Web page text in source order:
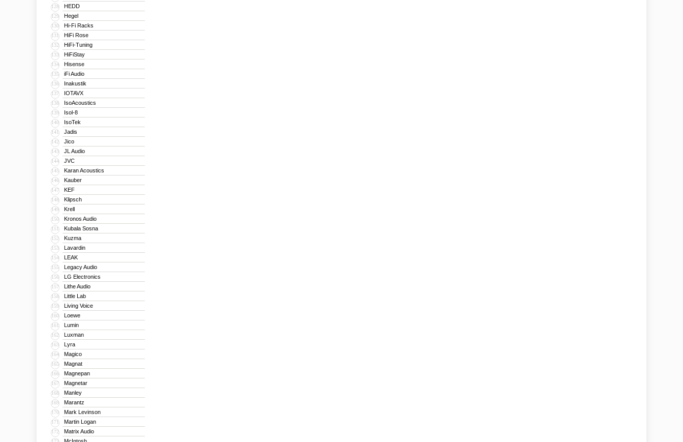
128 HEDD
129 Hegel
130 Hi-Fi Racks
131 HiFi Rose
132 HiFi-Tuning
133 HiFiStay
134 Hisense
135 iFi Audio
136 Inakustik
137 IOTAVX
138 IsoAcoustics
139 Isol-8
140 IsoTek
141 Jadis
142 Jico
143 JL Audio
144 JVC
145 Karan Acoustics
146 Kauber
147 KEF
148 Klipsch
149 Krell
150 Kronos Audio
151 Kubala Sosna
152 Kuzma
153 Lavardin
154 LEAK
155 Legacy Audio
156 LG Electronics
157 Lithe Audio
158 Little Lab
159 Living Voice
160 Loewe
161 Lumin
162 Luxman
163 Lyra
164 Magico
165 Magnat
166 Magnepan
167 Magnetar
168 Manley
169 Marantz
170 Mark Levinson
171 Martin Logan
172 Matrix Audio